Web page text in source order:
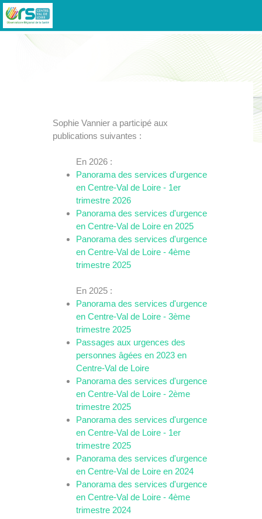
Sophie Vannier a participé aux
publications suivantes :
En 2026 :
Panorama des services d'urgence
en Centre-Val de Loire - 1er
trimestre 2026
Panorama des services d'urgence
en Centre-Val de Loire en 2025
Panorama des services d'urgence
en Centre-Val de Loire - 4ème
trimestre 2025
En 2025 :
Panorama des services d'urgence
en Centre-Val de Loire - 3ème
trimestre 2025
Passages aux urgences des
personnes âgées en 2023 en
Centre-Val de Loire
Panorama des services d'urgence
en Centre-Val de Loire - 2ème
trimestre 2025
Panorama des services d'urgence
en Centre-Val de Loire - 1er
trimestre 2025
Panorama des services d'urgence
en Centre-Val de Loire en 2024
Panorama des services d'urgence
en Centre-Val de Loire - 4ème
trimestre 2024